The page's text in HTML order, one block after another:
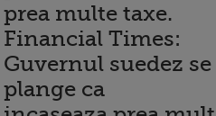
prea multe taxe.
Financial Times:
Guvernul suedez se
plange ca